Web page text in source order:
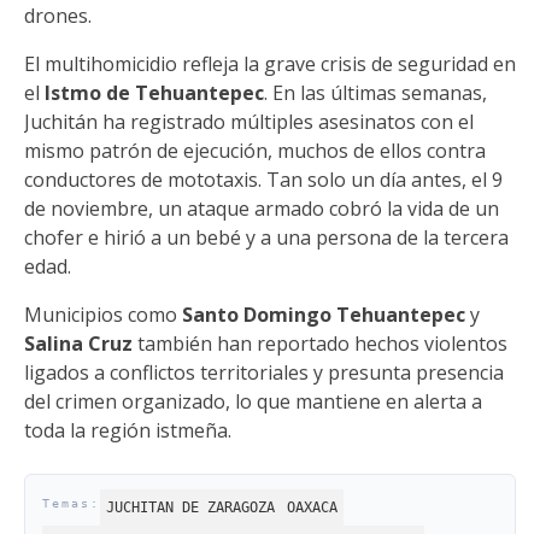
drones.
El multihomicidio refleja la grave crisis de seguridad en
el Istmo de Tehuantepec. En las últimas semanas,
Juchitán ha registrado múltiples asesinatos con el
mismo patrón de ejecución, muchos de ellos contra
conductores de mototaxis. Tan solo un día antes, el 9
de noviembre, un ataque armado cobró la vida de un
chofer e hirió a un bebé y a una persona de la tercera
edad.
Municipios como Santo Domingo Tehuantepecy
Salina Cruz también han reportado hechos violentos
ligados a conflictos territoriales y presunta presencia
del crimen organizado, lo que mantiene en alerta a
toda la región istmeña.
JUCHITAN DE ZARAGOZA OAXACA